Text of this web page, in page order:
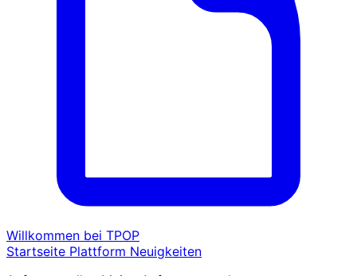
Willkommen bei TPOP
Startseite Plattform Neuigkeiten